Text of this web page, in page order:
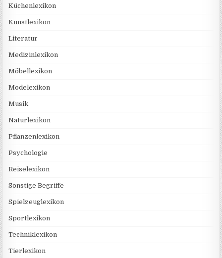
Küchenlexikon
Kunstlexikon
Literatur
Medizinlexikon
Möbellexikon
Modelexikon
Musik
Naturlexikon
Pflanzenlexikon
Psychologie
Reiselexikon
Sonstige Begriffe
Spielzeuglexikon
Sportlexikon
Techniklexikon
Tierlexikon